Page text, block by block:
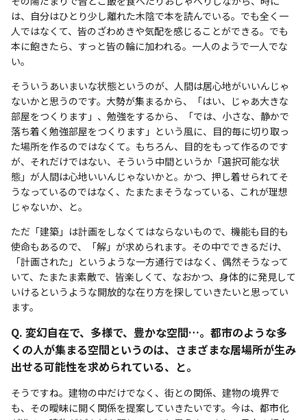
は、自分はひとり少し離れた木陰で本を読んでいる。でも全く一
人ではなくて、皆のざわめきや気配を感じることができる。でも
本に飽きたら、すっと皆の輪に加われる。一人のようで一人でな
い。
そういうあいまいな状態というのが、人間は居心地がいいんじゃ
ないかと思うのです。大勢が集まるから、「はい、じゃあ大きな
部屋をつくります」、勉強をするから、「では、小さな、静かで
落ち着く勉強部屋をつくります」という風に、目的毎に切り取っ
た場所を作るのではなくて。もちろん、目的をもって作るのです
が、それだけではない、そういう中間というか「選択可能な状
態」が人間は心地いいんじゃないかと。かつ、押し着せられてそ
うなっているのではなく、たまたまそうなっている、これが理想
じゃないか、と。
ただ「建築」は計画をしなくてはならないもので、機能も目的も
使命もあるので、「解」が求められます。その中でできるだけ、
「計画された」というような一方通行ではなく、偶然そうなって
いて、たまたま素敵で、皆楽しくて、なおかつ、身体的に発見して
いけるというような開放的な在り方を探していきたいと思ってい
ます。
Q. 変幻自在で、多様で、豊かな空間…。都市のような多
くの人が集まる空間というのは、さまざまな居場所が生み
出せる可能性を求められている、と。
そうですね。建物の中だけでなく、街との関係、建物の境界で
も、その曖昧に開く関係を提案していきたいです。今は、都市化